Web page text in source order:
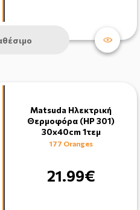
Matsuda Ηλεκτρική
Θερμοφόρα (HP 301)
30x40cm 1τεμ
177 Oranges
21.99€